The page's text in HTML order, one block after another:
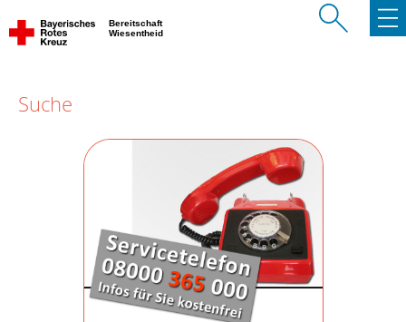
Bereitschaft
Wiesentheid
Suche